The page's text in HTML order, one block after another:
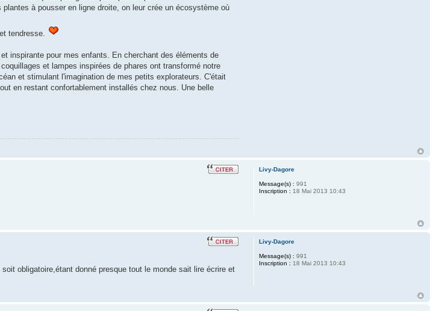
à pousser en ligne droite, on leur crée un écosystème où
tendresse.
inspirante pour mes enfants. En cherchant des éléments de
et lampes inspirées de phares ont transformé notre
et stimulant l'imagination de mes petits explorateurs. C'était
en restant confortablement installés chez nous. Une belle
Livy-Dagore
Message(s) : 991
Inscription : 18 Mai 2013 10:43
obligatoire,étant donné presque tout le monde sait lire écrire et
Livy-Dagore
Message(s) : 991
Inscription : 18 Mai 2013 10:43